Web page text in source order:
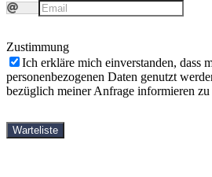
Zustimmung
Ich erkläre mich einverstanden, dass
personenbezogenen Daten genutzt
bezüglich meiner Anfrage informieren zu
Warteliste